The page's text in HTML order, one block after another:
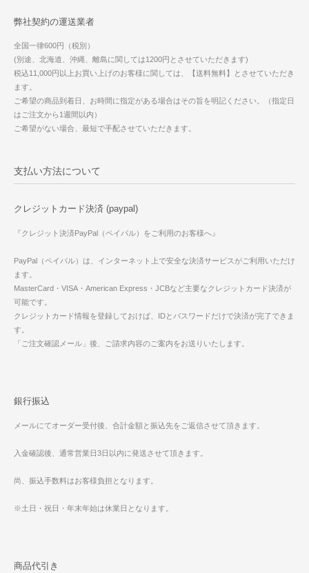
弊社契約の運送業者
全国一律600円（税別）
(別途、北海道、沖縄、離島に関しては1200円とさせていただきます)
税込11,000円以上お買い上げのお客様に関しては、【送料無料】とさせていただき
ます。
ご希望の商品到着日、お時間に指定がある場合はその旨を明記ください。（指定日
はご注文から1週間以内）
ご希望がない場合、最短で手配させていただきます。
支払い方法について
クレジットカード決済 (paypal)
『クレジット決済PayPal（ペイパル）をご利用のお客様へ』
PayPal（ペイパル）は、インターネット上で安全な決済サービスがご利用いただけ
ます。
MasterCard・VISA・American Express・JCBなど主要なクレジットカード決済が
可能です。
クレジットカード情報を登録しておけば、IDとパスワードだけで決済が完了できま
す。
「ご注文確認メール」後、ご請求内容のご案内をお送りいたします。
銀行振込
メールにてオーダー受付後、合計金額と振込先をご返信させて頂きます。
入金確認後、通常営業日3日以内に発送させて頂きます。
尚、振込手数料はお客様負担となります。
※土日・祝日・年末年始は休業日となります。
商品代引き